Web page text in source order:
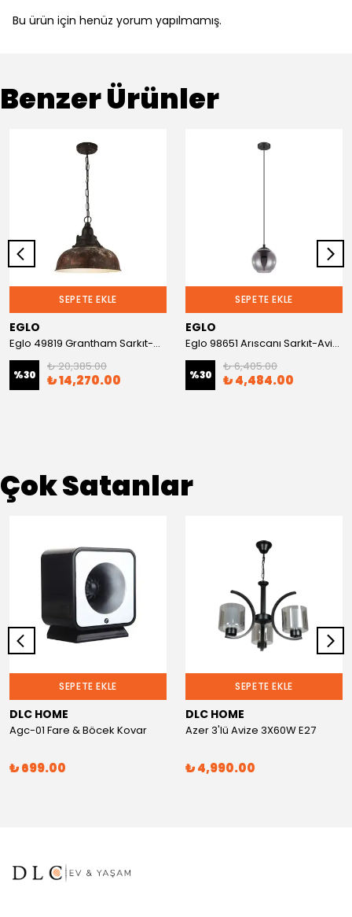
Bu ürün için henüz yorum yapılmamış.
Benzer Ürünler
SEPETE EKLE
EGLO
Eglo 49819 Grantham Sarkıt-Avize
%30
₺ 20,385.00
₺ 14,270.00
SEPETE EKLE
EGLO
Eglo 98651 Arıscanı Sarkıt-Avize
%30
₺ 6,405.00
₺ 4,484.00
Çok Satanlar
SEPETE EKLE
DLC HOME
Agc-01 Fare & Böcek Kovar
₺ 699.00
SEPETE EKLE
DLC HOME
Azer 3'lü Avize 3X60W E27
₺ 4,990.00